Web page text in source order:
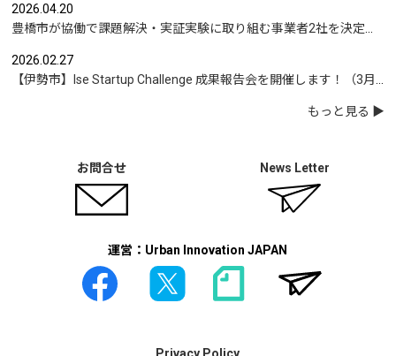
2026.04.20
2026.02.27
もっと見る
お問合せ News Letter
運営：Urban Innovation JAPAN
Privacy Policy